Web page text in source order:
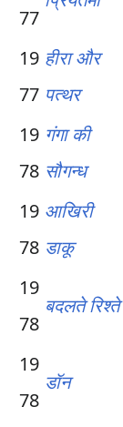
77
19
77
हीरा और
पत्थर
19
78
गंगा की
सौगन्ध
19
78
आखिरी
डाकू
19
78
बदलते रिश्ते
19
78
डॉन